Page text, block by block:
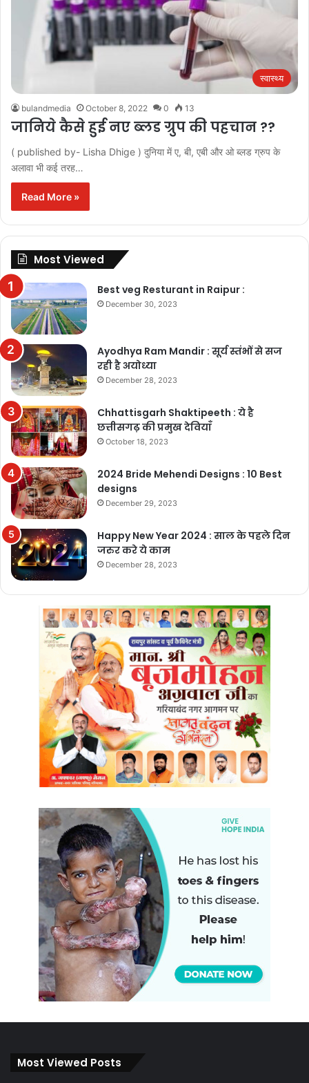
स्वास्थ्य
bulandmedia October 8, 2022 0 13
जानिये कैसे हुई नए ब्लड ग्रुप की पहचान ??
( published by- Lisha Dhige ) दुनिया में ए, बी, एबी और ओ ब्लड ग्रुप के
अलावा भी कई तरह…
Read More »
Most Viewed
Best veg Resturant in Raipur :
December 30, 2023
Ayodhya Ram Mandir : सूर्य स्तंभों से सज
रही है अयोध्या
December 28, 2023
Chhattisgarh Shaktipeeth : ये है
छत्तीसगढ़ की प्रमुख देवियाँ
October 18, 2023
2024 Bride Mehendi Designs : 10 Best
designs
December 29, 2023
Happy New Year 2024 : साल के पहले दिन
जरुर करे ये काम
December 28, 2023
Most Viewed Posts